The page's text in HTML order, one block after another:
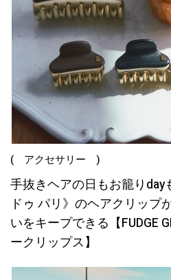
( アクセサリー )
手抜きヘアの日もお籠り
ドゥ パリ》のヘアクリップ
いをキープできる【FUDGE
ークリップス】